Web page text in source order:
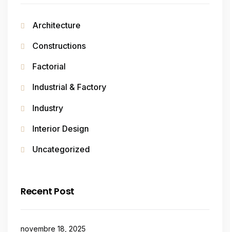
Architecture
Constructions
Factorial
Industrial & Factory
Industry
Interior Design
Uncategorized
Recent Post
novembre 18, 2025